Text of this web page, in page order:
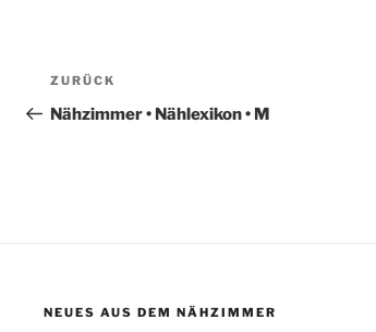
Beitragsnavigation
Vorheriger
Beitrag
ZURÜCK
Nähzimmer • Nählexikon • M
NEUES AUS DEM NÄHZIMMER